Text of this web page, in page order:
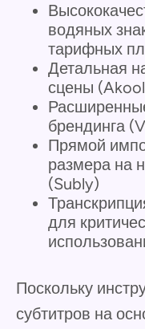
водяных
тарифных
Детальная
сцены
брендинга
Прямой
размера на
(Subly)
для
Поскольку
субтитров на